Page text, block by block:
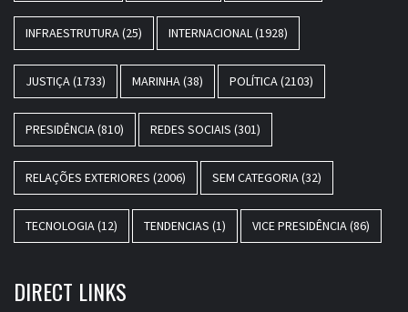
INFRAESTRUTURA(25) INTERNACIONAL(1928)
JUSTIÇA(1733) MARINHA(38) POLÍTICA(2103)
PRESIDÊNCIA(810) REDES SOCIAIS (301)
RELAÇÕES EXTERIORES (2006) SEM CATEGORIA(32)
TECNOLOGIA(12) TENDENCIAS (1) VICE PRESIDÊNCIA(86)
DIRECT LINKS